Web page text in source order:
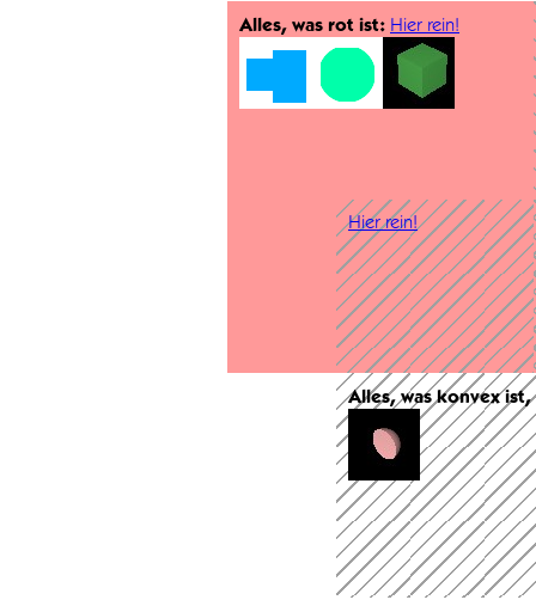
Alles, was rot ist: Hier rein!
Hier rein!
Alles, was konvex